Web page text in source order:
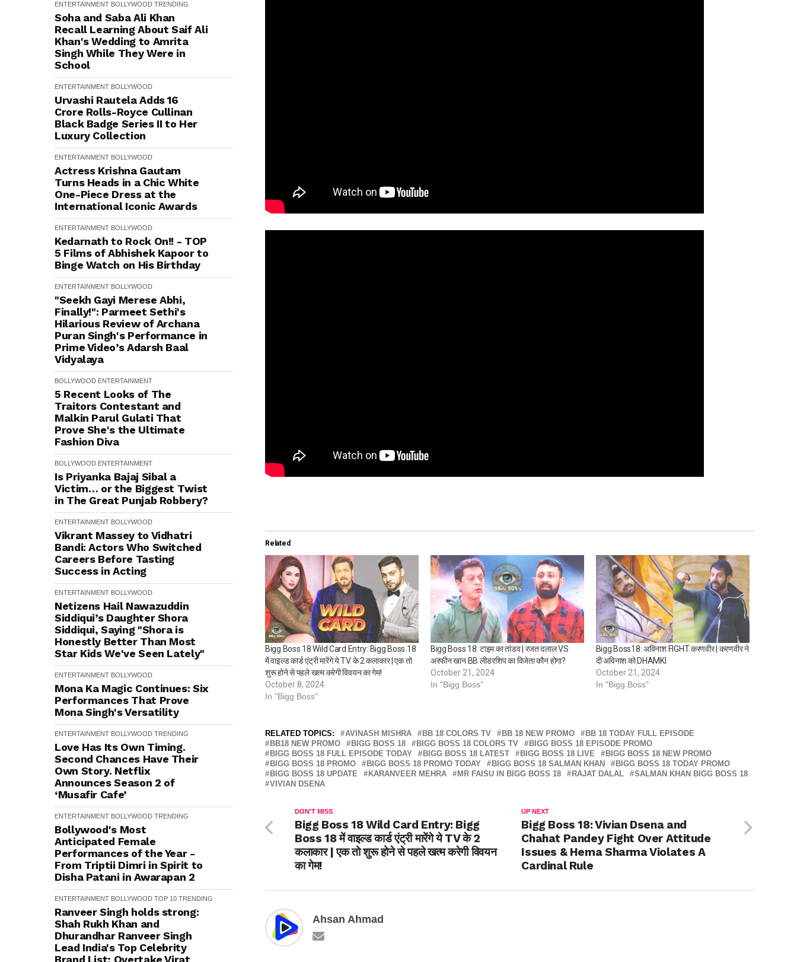
ENTERTAINMENT BOLLYWOOD TRENDING
Soha and Saba Ali Khan
Recall Learning About Saif Ali
Khan's Wedding to Amrita
Singh While They Were in
School
ENTERTAINMENT BOLLYWOOD
Urvashi Rautela Adds ₹16
Crore Rolls-Royce Cullinan
Black Badge Series II to Her
Luxury Collection
ENTERTAINMENT BOLLYWOOD
Actress Krishna Gautam
Turns Heads in a Chic White
One-Piece Dress at the
International Iconic Awards
ENTERTAINMENT BOLLYWOOD
Kedarnath to Rock On!! - TOP
5 Films of Abhishek Kapoor to
Binge Watch on His Birthday
ENTERTAINMENT BOLLYWOOD
"Seekh Gayi Merese Abhi,
Finally!": Parmeet Sethi's
Hilarious Review of Archana
Puran Singh's Performance in
Prime Video’s Adarsh Baal
Vidyalaya
BOLLYWOOD ENTERTAINMENT
5 Recent Looks of The
Traitors Contestant and
Malkin Parul Gulati That
Prove She's the Ultimate
Fashion Diva
BOLLYWOOD ENTERTAINMENT
Is Priyanka Bajaj Sibal a
Victim… or the Biggest Twist
in The Great Punjab Robbery?
ENTERTAINMENT BOLLYWOOD
Vikrant Massey to Vidhatri
Bandi: Actors Who Switched
Careers Before Tasting
Success in Acting
ENTERTAINMENT BOLLYWOOD
Netizens Hail Nawazuddin
Siddiqui’s Daughter Shora
Siddiqui, Saying "Shora is
Honestly Better Than Most
Star Kids We've Seen Lately"
ENTERTAINMENT BOLLYWOOD
Mona Ka Magic Continues: Six
Performances That Prove
Mona Singh's Versatility
ENTERTAINMENT BOLLYWOOD TRENDING
Love Has Its Own Timing.
Second Chances Have Their
Own Story. Netflix
Announces Season 2 of
‘Musafir Cafe’
ENTERTAINMENT BOLLYWOOD TRENDING
Bollywood's Most
Anticipated Female
Performances of the Year -
From Triptii Dimri in Spirit to
Disha Patani in Awarapan 2
ENTERTAINMENT BOLLYWOOD TOP 10 TRENDING
Ranveer Singh holds strong:
Shah Rukh Khan and
Dhurandhar Ranveer Singh
Lead India's Top Celebrity
Brand List; Overtake Virat
Related
Bigg Boss 18 Wild Card Entry: Bigg Boss 18
में वाइल्ड कार्ड एंट्री मारेंगे ये TV के 2 कलाकार | एक तो
शुरू होने से पहले खत्म करेगी विवयन का गेम!
October 8, 2024
In "Bigg Boss"
Bigg Boss 18: टाइम का तांडव | रजत दलाल VS
अरफीन खान BB लीडरशिप का विजेता कौन होगा?
October 21, 2024
In "Bigg Boss"
Bigg Boss18: अविनाश FIGHT करणवीर | करणवीर ने
दी अविनाश को DHAMKI
October 21, 2024
In "Bigg Boss"
RELATED TOPICS: AVINASH MISHRA BB 18 COLORS TV BB 18 NEW PROMO
BB 18 TODAY FULL EPISODE
BB18 NEW PROMO
BIGG BOSS 18 BIGG BOSS 18 COLORS TV
BIGG BOSS 18 EPISODE PROMO
BIGG BOSS 18 FULL EPISODE TODAY
BIGG BOSS 18 LATEST BIGG BOSS 18 LIVE
BIGG BOSS 18 NEW PROMO
BIGG BOSS 18 PROMO
BIGG BOSS 18 PROMO TODAY BIGG BOSS 18 SALMAN KHAN
BIGG BOSS 18 TODAY PROMO
BIGG BOSS 18 UPDATE
KARANVEER MEHRA MR FAISU IN BIGG BOSS 18 RAJAT DALAL
SALMAN KHAN BIGG BOSS 18
VIVIAN DSENA
UP NEXT
Bigg Boss 18: Vivian Dsena and
Chahat Pandey Fight Over Attitude
Issues & Hema Sharma Violates A
Cardinal Rule
DON'T MISS
Bigg Boss 18 Wild Card Entry: Bigg
Boss 18 में वाइल्ड कार्ड एंट्री मारेंगे ये TV के 2
कलाकार | एक तो शुरू होने से पहले खत्म करेगी विवयन
का गेम!
Ahsan Ahmad